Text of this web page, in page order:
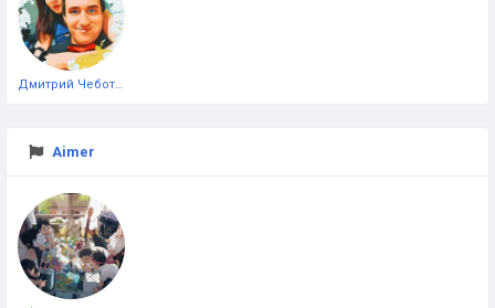
Aimer